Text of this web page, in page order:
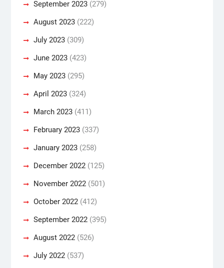
September 2023(279)
August 2023(222)
July 2023(309)
June 2023(423)
May 2023(295)
April 2023(324)
March 2023(411)
February 2023(337)
January 2023(258)
December 2022(125)
November 2022(501)
October 2022(412)
September 2022(395)
August 2022(526)
July 2022(537)